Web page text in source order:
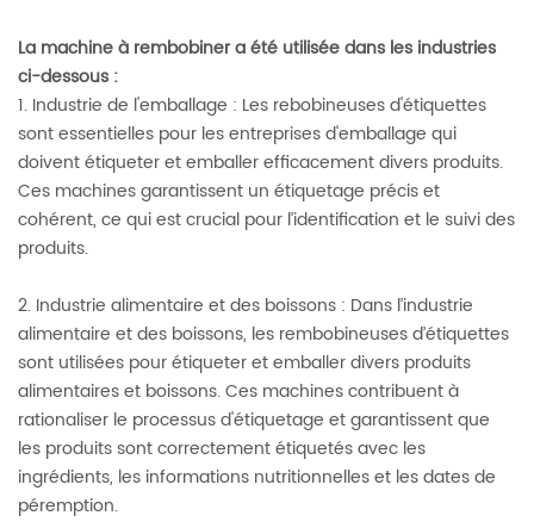
La machine à rembobiner a été utilisée dans les industries
ci-dessous :
1. Industrie de l'emballage : Les rebobineuses d'étiquettes
sont essentielles pour les entreprises d'emballage qui
doivent étiqueter et emballer efficacement divers produits.
Ces machines garantissent un étiquetage précis et
cohérent, ce qui est crucial pour l’identification et le suivi des
produits.
2. Industrie alimentaire et des boissons : Dans l’industrie
alimentaire et des boissons, les rembobineuses d’étiquettes
sont utilisées pour étiqueter et emballer divers produits
alimentaires et boissons. Ces machines contribuent à
rationaliser le processus d'étiquetage et garantissent que
les produits sont correctement étiquetés avec les
ingrédients, les informations nutritionnelles et les dates de
péremption.